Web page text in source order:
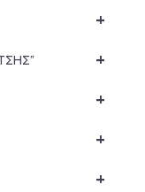
+
+
+
+
+